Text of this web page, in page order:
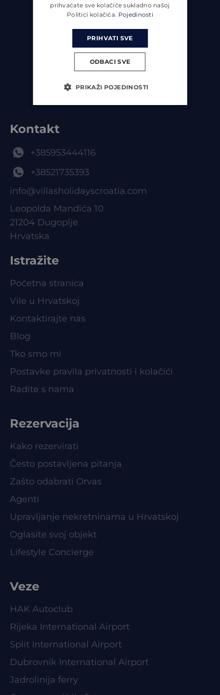
A member of Orvas
Travel Group
Kontakt
+385953444116
+38521735393
info@villasholidayscroatia.com
Leopolda Mandića 10
21204 Dugoplje
Hrvatska
Istražite
Početna stranica
Vile u Hrvatskoj
Kontaktirajte nas
Blog
Tko smo mi
Postavke pravila privatnosti i kolačići
Radite s nama
Rezervacija
Kako rezervirati
Često postavljena pitanja
Zašto odabrati Orvas
Agenti
Upravljanje nekretninama u Hrvatskoj
Oglasite svoj objekt
Lifestyle Concierge
Veze
HAK Autoclub
Rijeka International Airport
Split International Airport
Dubrovnik International Airport
Jadrolinija ferry
prihvaćate sve kolačiće sukladno našoj
Politici kolačića. Pojedinosti
PRIHVATI SVE
ODBACI SVE
PRIKAŽI POJEDINOSTI